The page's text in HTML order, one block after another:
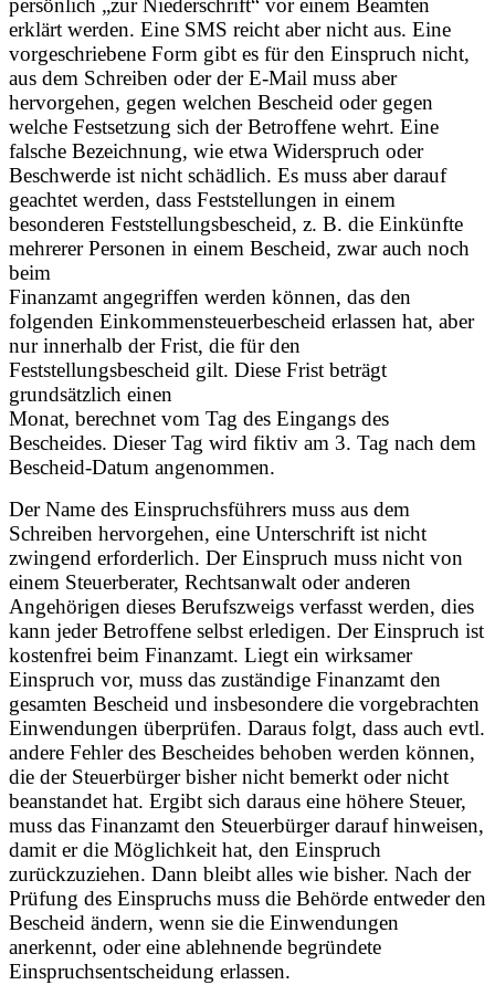
persönlich „zur Niederschrift“ vor einem Beamten
erklärt werden. Eine SMS reicht aber nicht aus. Eine
vorgeschriebene Form gibt es für den Einspruch nicht,
aus dem Schreiben oder der E-Mail muss aber
hervorgehen, gegen welchen Bescheid oder gegen
welche Festsetzung sich der Betroffene wehrt. Eine
falsche Bezeichnung, wie etwa Widerspruch oder
Beschwerde ist nicht schädlich. Es muss aber darauf
geachtet werden, dass Feststellungen in einem
besonderen Feststellungsbescheid, z. B. die Einkünfte
mehrerer Personen in einem Bescheid, zwar auch noch
beim
Finanzamt angegriffen werden können, das den
folgenden Einkommensteuerbescheid erlassen hat, aber
nur innerhalb der Frist, die für den
Feststellungsbescheid gilt. Diese Frist beträgt
grundsätzlich einen
Monat, berechnet vom Tag des Eingangs des
Bescheides. Dieser Tag wird fiktiv am 3. Tag nach dem
Bescheid-Datum angenommen.
Der Name des Einspruchsführers muss aus dem
Schreiben hervorgehen, eine Unterschrift ist nicht
zwingend erforderlich. Der Einspruch muss nicht von
einem Steuerberater, Rechtsanwalt oder anderen
Angehörigen dieses Berufszweigs verfasst werden, dies
kann jeder Betroffene selbst erledigen. Der Einspruch ist
kostenfrei beim Finanzamt. Liegt ein wirksamer
Einspruch vor, muss das zuständige Finanzamt den
gesamten Bescheid und insbesondere die vorgebrachten
Einwendungen überprüfen. Daraus folgt, dass auch evtl.
andere Fehler des Bescheides behoben werden können,
die der Steuerbürger bisher nicht bemerkt oder nicht
beanstandet hat. Ergibt sich daraus eine höhere Steuer,
muss das Finanzamt den Steuerbürger darauf hinweisen,
damit er die Möglichkeit hat, den Einspruch
zurückzuziehen. Dann bleibt alles wie bisher. Nach der
Prüfung des Einspruchs muss die Behörde entweder den
Bescheid ändern, wenn sie die Einwendungen
anerkennt, oder eine ablehnende begründete
Einspruchsentscheidung erlassen.